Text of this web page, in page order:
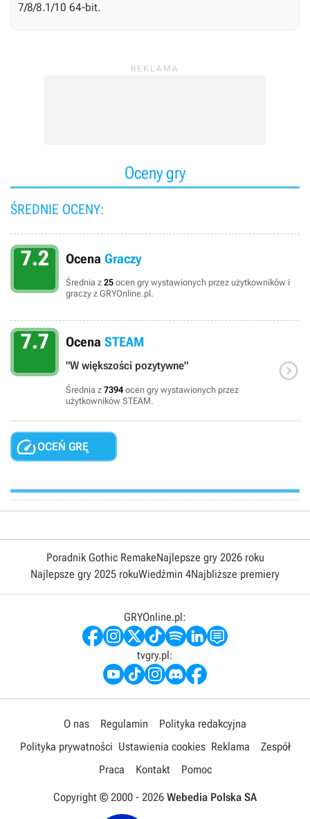
7/8/8.1/10 64-bit.
Oceny gry
ŚREDNIE OCENY:
7.2 Ocena Graczy
Średnia z 25 ocen gry wystawionych przez użytkowników i
graczy z GRYOnline.pl.
7.7 Ocena STEAM
"W większości pozytywne"
Średnia z 7394 ocen gry wystawionych przez
użytkowników STEAM.

OCEŃ GRĘ
Poradnik Gothic RemakeNajlepsze gry 2026 roku
Najlepsze gry 2025 rokuWiedźmin 4Najbliższe premiery
GRYOnline.pl:
tvgry.pl:
O nas Regulamin
Polityka redakcyjna
Polityka prywatności Ustawienia cookies Reklama
Zespół
Praca
Kontakt Pomoc
Copyright © 2000 - 2026 Webedia Polska SA